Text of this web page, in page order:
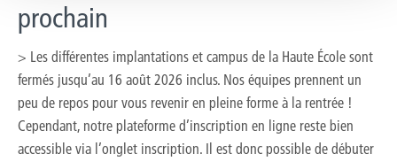
prochain
> Les différentes implantations et campus de la Haute École sont
fermés jusqu’au 16 août 2026 inclus. Nos équipes prennent un
peu de repos pour vous revenir en pleine forme à la rentrée !
Cependant, notre plateforme d’inscription en ligne reste bien
accessible via l’onglet inscription. Il est donc possible de débuter